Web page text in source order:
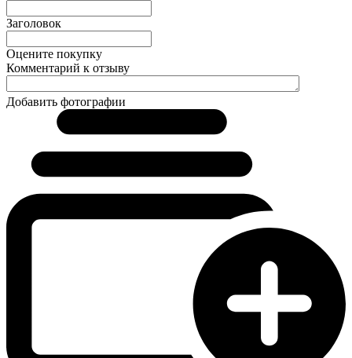
Заголовок
Оцените покупку
Комментарий к отзыву
Добавить фотографии